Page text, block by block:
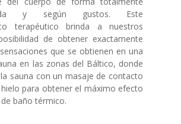
y según gustos. Este
terapéutico brinda a nuestros
de obtener exactamente
que se obtienen en una
en las zonas del Báltico, donde
sauna con un masaje de contacto
para obtener el máximo efecto
baño térmico.